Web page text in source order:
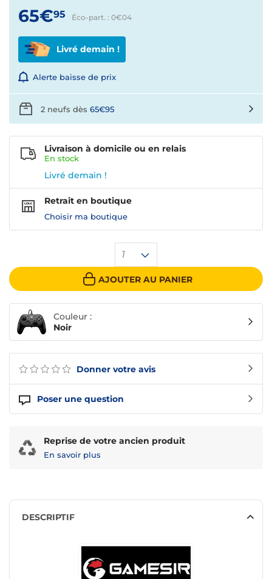
Donner votre avis
Poser une question
65€95 Éco-part. : 0€04
Livré demain !
Alerte baisse de prix
1
AJOUTER AU PANIER
Livraison à domicile ou en relais
En stock
Livré demain !
Retrait en boutique
Choisir ma boutique
2 neufs dès 65€95
Couleur :
Noir
Reprise de votre ancien produit
En savoir plus
DESCRIPTIF